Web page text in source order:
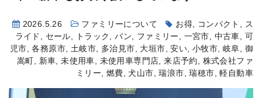
2026.5.26 ファミリーについて お得, コンパクト , ス
ライド , セール, トラック ,バン, ファミリー , 一宮市, 中古車, 可
児市,各務原市, 土岐市, 多治見市, 大垣市,安い, 小牧市, 岐阜, 御
嵩町 , 新車,未使用車, 未使用車専門店,来店予約 , 株式会社ファ
ミリー, 燃費,犬山市,瑞浪市,瑞穂市,軽自動車